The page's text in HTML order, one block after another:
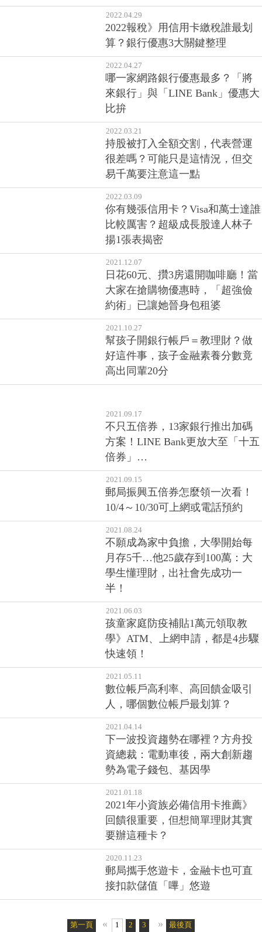
2022.04.29
2022報稅》用信用卡繳稅誰最划
算？銀行優惠3大關鍵整理
2022.04.27
哪一家網路銀行優惠最多？「將
來銀行」與「LINE Bank」優惠大
比拚
2022.03.21
持股被打入全額交割，代表營運
很差嗎？可能只是這情況，但交
易千萬要注意這一點
2022.03.09
你有幾張信用卡？Visa和萬士達誰
比較厲害？超級成長股達人林子
揚1張表揭密
2021.12.07
日花60元、攢3房還開咖啡廳！當
大家在搶購物優惠時，「超強儉
約術」已讓她晉身包租婆
2021.10.27
幫孩子開銀行帳戶＝教理財？做
好這件事，孩子金融素養分數竟
高出同輩20分
2021.09.17
不只五倍券，13家銀行推出加碼
方案！LINE Bank更放大至「十五
倍券」…
2021.09.15
郵局振興五倍券怎麼領一次看！
10/4～10/30可上網或電話預約
2021.08.24
不願成為家中負擔，大學開始每
月存5千…他25歲存到100萬：大
學生懂理財，出社會先成功一
半！
2021.06.03
孩童家庭防疫補貼1萬元領取教
學》ATM、上網申請，都是4步驟
快速領！
2021.05.11
數位帳戶高利率、高回饋金吸引
人，哪個數位帳戶最划算？
2021.04.14
下一波投資趨勢在哪裡？方舟投
資總裁：電動車後，兩大創新趨
勢為電子錢包、基因學
2021.01.18
2021年小資族必備信用卡推薦》
回饋很重要，但想簡單理財其實
要辦這種卡？
2020.11.23
郵局攜手悠遊卡，金融卡也可直
接扣款儲值「嗶」悠遊
第一頁 « 1 2 3 4» 最後頁